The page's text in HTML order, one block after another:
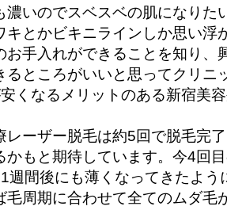
いのでスベスベの肌になりた
とかビキニラインしか思い浮
手入れができることを知り、
ところがいいと思ってクリニ
くなるメリットのある新宿美
ーザー脱毛は約5回で脱毛完了
もと期待しています。今4回
間後にも薄くなってきたよう
周期に合わせて全てのムダ毛